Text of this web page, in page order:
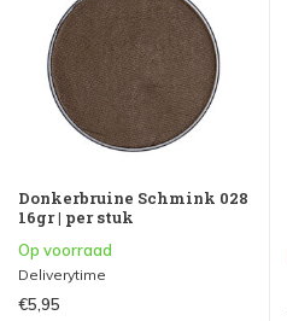
Donkerbruine Schmink 028
16gr | per stuk
Op voorraad
Deliverytime
€5,95